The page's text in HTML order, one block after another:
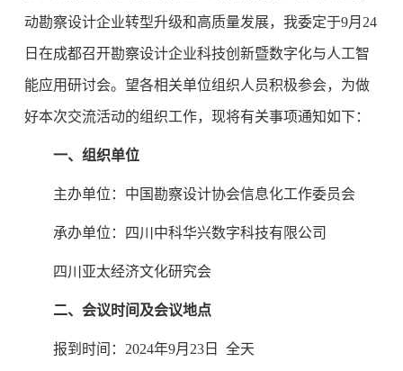
动勘察设计企业转型升级和高质量发展，我委定于9月24
日在成都召开勘察设计企业科技创新暨数字化与人工智
能应用研讨会。望各相关单位组织人员积极参会，为做
好本次交流活动的组织工作，现将有关事项通知如下：
一、组织单位
主办单位：中国勘察设计协会信息化工作委员会
承办单位：四川中科华兴数字科技有限公司
四川亚太经济文化研究会
二、会议时间及会议地点
报到时间：2024年9月23日 全天